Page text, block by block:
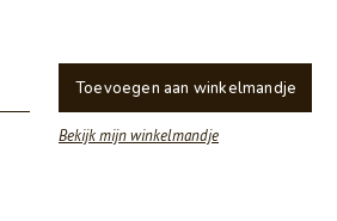
Toevoegen aan winkelmandje
Bekijk mijn winkelmandje